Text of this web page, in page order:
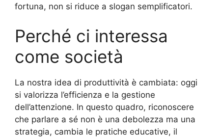
fortuna, non si riduce a slogan semplificatori.
Perché ci interessa
come società
La nostra idea di produttività è cambiata: oggi
si valorizza l’efficienza e la gestione
dell’attenzione. In questo quadro, riconoscere
che parlare a sé non è una debolezza ma una
strategia, cambia le pratiche educative, il